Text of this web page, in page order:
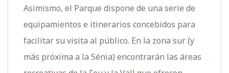
Asimismo, el Parque dispone de una serie de
equipamientos e itinerarios concebidos para
facilitar su visita al público. En la zona sur (y
más próxima a la Sénia) encontrarán las áreas